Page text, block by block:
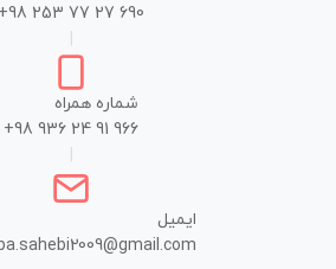
+98 253 77 27 690
شماره همراه
+98 936 24 91 966
ایمیل